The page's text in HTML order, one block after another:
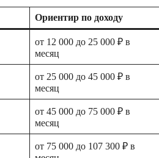
Ориентир по доходу
от 12 000 до 25 000 ₽ в
месяц
от 25 000 до 45 000 ₽ в
месяц
от 45 000 до 75 000 ₽ в
месяц
от 75 000 до 107 300 ₽ в